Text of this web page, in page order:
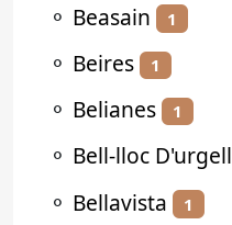
⚬ Beasain 1
⚬ Beires 1
⚬ Belianes 1
⚬ Bell-lloc D'urgell
⚬ Bellavista 1